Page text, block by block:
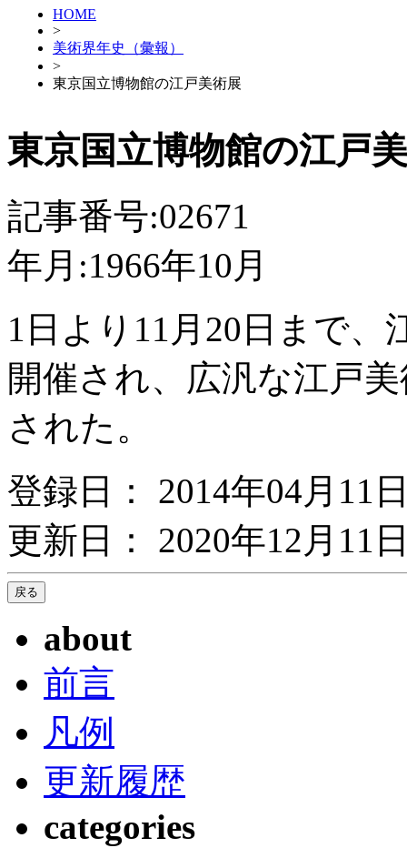
HOME
>
美術界年史（彙報）
>
東京国立博物館の江戸美術展
東京国立博物館の江戸
記事番号:02671
年月:1966年10月
1日より11月20日まで、
開催され、広汎な江戸
された。
登録日： 2014年04月11
更新日： 2020年12月11
about
前言
凡例
更新履歴
categories